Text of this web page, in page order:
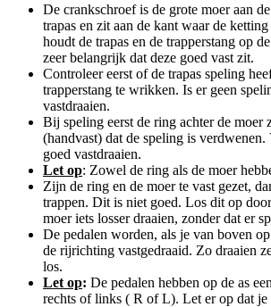
De crankschroef is de grote moer aan
trapas en zit aan de kant waar de
houdt de trapas en de trapperstang op
zeer belangrijk dat deze goed vast zit.
Controleer eerst of de trapas speling
trapperstang te wrikken. Is er geen
vastdraaien.
Bij speling eerst de ring achter de moer
(handvast) dat de speling is verdwenen.
goed vastdraaien.
Let op: Zowel de ring als de moer
Zijn de ring en de moer te vast gezet,
trappen. Dit is niet goed. Los dit op
moer iets losser draaien, zonder dat er
De pedalen worden, als je van boven
de rijrichting vastgedraaid. Zo draaien
los.
Let op: De pedalen hebben op de as
rechts of links ( R of L). Let er op dat je